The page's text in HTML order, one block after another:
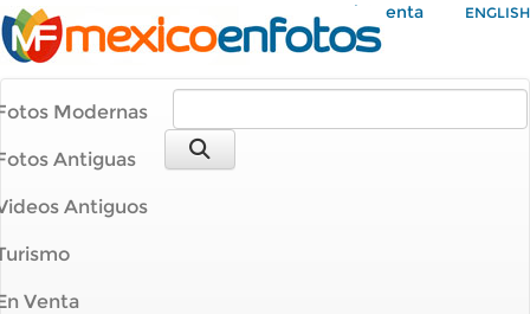
Mi Cuenta ENGLISH
Modernas
Antiguas
Antiguos
Venta